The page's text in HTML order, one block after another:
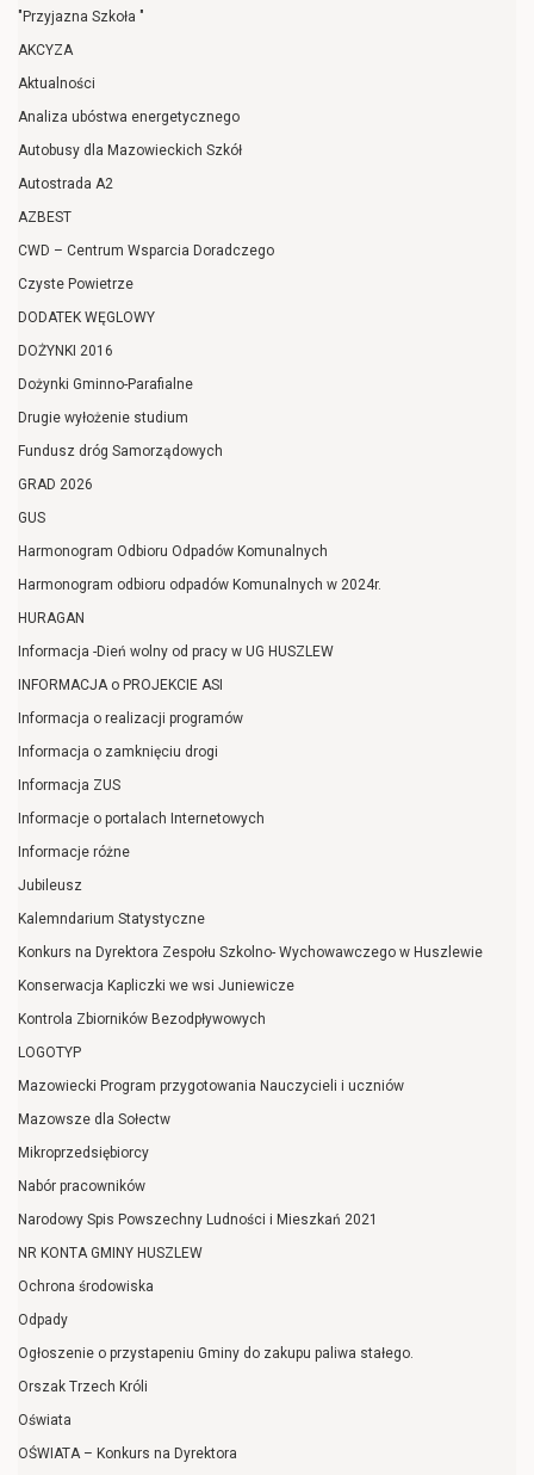
"Przyjazna Szkoła "
AKCYZA
Aktualności
Analiza ubóstwa energetycznego
Autobusy dla Mazowieckich Szkół
Autostrada A2
AZBEST
CWD – Centrum Wsparcia Doradczego
Czyste Powietrze
DODATEK WĘGLOWY
DOŻYNKI 2016
Dożynki Gminno-Parafialne
Drugie wyłożenie studium
Fundusz dróg Samorządowych
GRAD 2026
GUS
Harmonogram Odbioru Odpadów Komunalnych
Harmonogram odbioru odpadów Komunalnych w 2024r.
HURAGAN
Informacja -Dień wolny od pracy w UG HUSZLEW
INFORMACJA o PROJEKCIE ASI
Informacja o realizacji programów
Informacja o zamknięciu drogi
Informacja ZUS
Informacje o portalach Internetowych
Informacje różne
Jubileusz
Kalemndarium Statystyczne
Konkurs na Dyrektora Zespołu Szkolno- Wychowawczego w Huszlewie
Konserwacja Kapliczki we wsi Juniewicze
Kontrola Zbiorników Bezodpływowych
LOGOTYP
Mazowiecki Program przygotowania Nauczycieli i uczniów
Mazowsze dla Sołectw
Mikroprzedsiębiorcy
Nabór pracowników
Narodowy Spis Powszechny Ludności i Mieszkań 2021
NR KONTA GMINY HUSZLEW
Ochrona środowiska
Odpady
Ogłoszenie o przystapeniu Gminy do zakupu paliwa stałego.
Orszak Trzech Króli
Oświata
OŚWIATA – Konkurs na Dyrektora